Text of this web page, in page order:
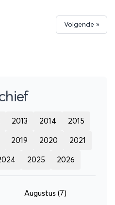
Volgende »
2013 2014 2015
2019 2020 2021
2025 2026
Augustus (7)